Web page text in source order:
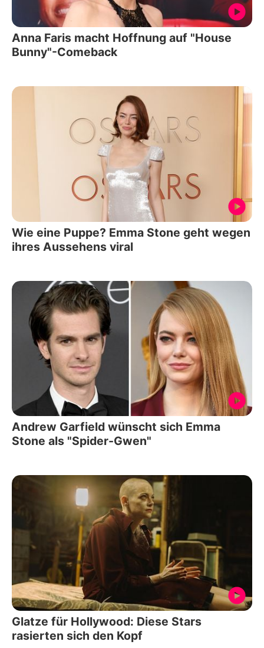
Anna Faris macht Hoffnung auf "House
Bunny"-Comeback
Wie eine Puppe? Emma Stone geht wegen
ihres Aussehens viral
Andrew Garfield wünscht sich Emma
Stone als "Spider-Gwen"
Glatze für Hollywood: Diese Stars
rasierten sich den Kopf